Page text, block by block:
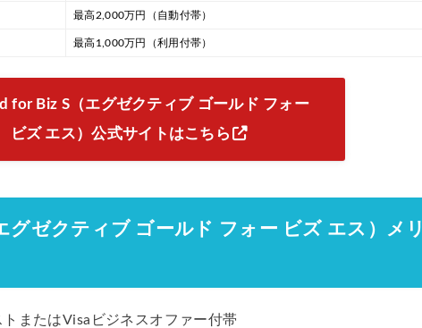
最高2,000万円（自動付帯）
最高1,000万円（利用付帯）
for Biz S（エグゼクティブ ゴールド フォー
ビズ エス）公式サイトはこちら
グゼクティブ ゴールド フォー ビズ エス）メリ
またはVisaビジネスオファー付帯